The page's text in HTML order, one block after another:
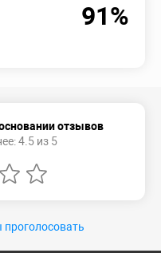
91%
отзывов
4.5 из 5